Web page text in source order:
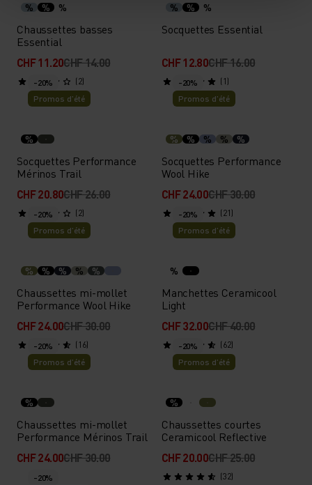
% % %
Chaussettes basses
Essential
CHF 11.20CHF 14.00
(2)
% % %
Socquettes Essential
CHF 12.80CHF 16.00
(1)
-20%
Promos d’été
%
Socquettes Performance
Mérinos Trail
CHF 20.80CHF 26.00
(2)
-20%
Promos d’été
% % % % %
Socquettes Performance
Wool Hike
CHF 24.00CHF 30.00
(21)
-20%
Promos d’été
% % % % %
Chaussettes mi-mollet
Performance Wool Hike
CHF 24.00CHF 30.00
(16)
-20%
Promos d’été
%
Manchettes Ceramicool
Light
CHF 32.00CHF 40.00
(62)
-20%
Promos d’été
%
Chaussettes mi-mollet
Performance Mérinos Trail
CHF 24.00CHF 30.00
-20%
Promos d’été
%
Chaussettes courtes
Ceramicool Reflective
CHF 20.00CHF 25.00
(32)
-20%